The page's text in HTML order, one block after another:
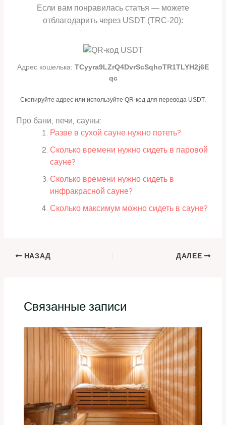
Если вам понравилась статья — можете
отблагодарить через USDT (TRC-20):
Адрес кошелька: TCyyra9LZrQ4DvrScSqhoTR1TLYH2j6E
qc
Скопируйте адрес или используйте QR-код для перевода USDT.
Про бани, печи, сауны:
Разве в сухой сауне нужно потеть?
Сколько времени нужно сидеть в паровой
сауне?
Сколько времени нужно сидеть в
инфракрасной сауне?
Сколько максимум можно сидеть в сауне?
НАЗАД ДАЛЕЕ
Связанные записи